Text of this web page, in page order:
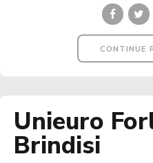
CONTINUE
Unieuro
Brindisi